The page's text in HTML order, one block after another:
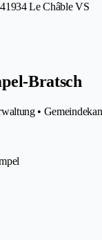
1934 Le Châble VS
Bratsch
•